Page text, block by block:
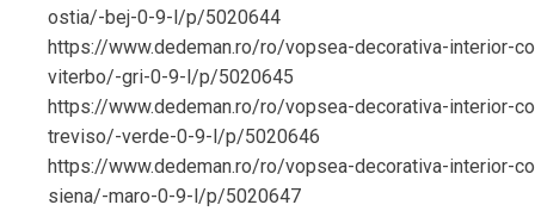
ostia/-bej-0-9-l/p/5020644
https://www.dedeman.ro/ro/vopsea-decorativa-interior-
viterbo/-gri-0-9-l/p/5020645
https://www.dedeman.ro/ro/vopsea-decorativa-interior-
treviso/-verde-0-9-l/p/5020646
https://www.dedeman.ro/ro/vopsea-decorativa-interior-
siena/-maro-0-9-l/p/5020647